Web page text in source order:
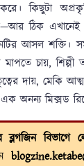
কিছুটা
ঠিক
আসল শক্তি।
মাপতে চায়,
দায়, মেকি
অনন্য মিক্সড
ব্লগজিন বিভাগে